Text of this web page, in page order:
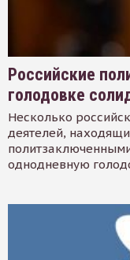
Российские
голодовке
Несколько
деятелей,
однодневную